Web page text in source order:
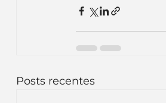
Posts recentes